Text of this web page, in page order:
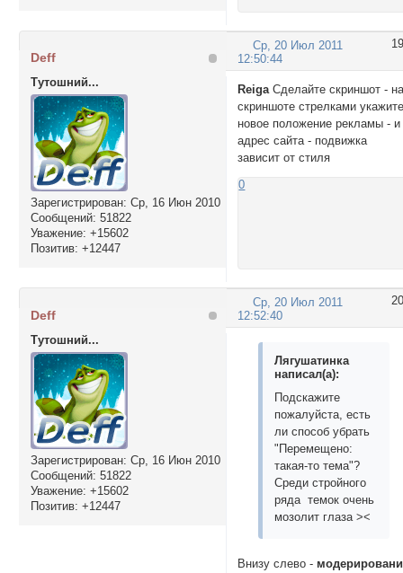
19
Ср, 20 Июл 2011
12:50:44
Deff
Тутошний...
Зарегистрирован: Ср, 16 Июн 2010
Сообщений: 51822
Уважение: +15602
Позитив: +12447
ReigaСделайте скриншот -
скриншоте стрелками
новое положение рекламы - и
адрес сайта - подвижка
зависит от стиля
0
20
Ср, 20 Июл 2011
12:52:40
Deff
Тутошний...
Зарегистрирован: Ср, 16 Июн 2010
Сообщений: 51822
Уважение: +15602
Позитив: +12447
Лягушатинка
написал(а):
Подскажите
пожалуйста, есть
ли способ убрать
"Перемещено:
такая-то тема"?
Среди стройного
ряда темок очень
мозолит глаза ><
Внизу слево -